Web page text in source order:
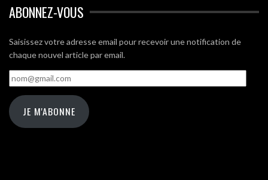
ABONNEZ-VOUS
Saisissez votre adresse email pour recevoir une notification de
chaque nouvel article par email.
nom@gmail.com
JE M'ABONNE